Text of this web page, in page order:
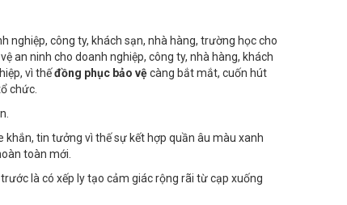
nghiệp, công ty, khách sạn, nhà hàng, trường học cho
an ninh cho doanh nghiệp, công ty, nhà hàng, khách
vì thếđồng phục bảo vệcàng bắt mắt, cuốn hút
chức.
tin tưởng vì thế sự kết hợp quần âu màu xanh
toàn mới.
là có xếp ly tạo cảm giác rộng rãi từ cạp xuống